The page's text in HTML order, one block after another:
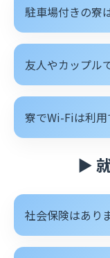
駐車場付きの寮
友人やカップル
寮でWi-Fiは利用
▶
社会保険はあり